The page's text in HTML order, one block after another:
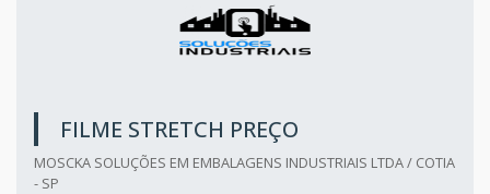
FILME STRETCH PREÇO
MOSCKA SOLUÇÕES EM EMBALAGENS INDUSTRIAIS LTDA / COTIA
- SP